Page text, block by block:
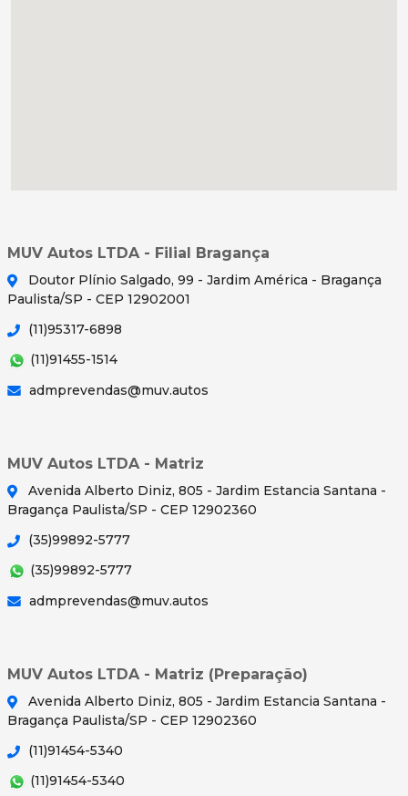
MUV Autos LTDA - Filial Bragança
Doutor Plínio Salgado, 99 - Jardim América - Bragança
Paulista/SP - CEP 12902001
(11)95317-6898
(11)91455-1514
admprevendas@muv.autos
MUV Autos LTDA - Matriz
Avenida Alberto Diniz, 805 - Jardim Estancia Santana -
Bragança Paulista/SP - CEP 12902360
(35)99892-5777
(35)99892-5777
admprevendas@muv.autos
MUV Autos LTDA - Matriz (Preparação)
Avenida Alberto Diniz, 805 - Jardim Estancia Santana -
Bragança Paulista/SP - CEP 12902360
(11)91454-5340
(11)91454-5340